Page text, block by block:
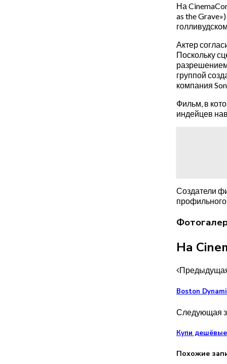
На
as the
Актер
Поскольку
группой
компания
Фильм, в
индейцев
Создатели
На
Boston
Следующая
Купи дешёвые
Похожие